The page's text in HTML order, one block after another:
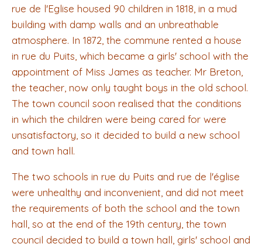
rue de l'Eglise housed 90 children in 1818, in a mud
building with damp walls and an unbreathable
atmosphere. In 1872, the commune rented a house
in rue du Puits, which became a girls' school with the
appointment of Miss James as teacher. Mr Breton,
the teacher, now only taught boys in the old school.
The town council soon realised that the conditions
in which the children were being cared for were
unsatisfactory, so it decided to build a new school
and town hall.
The two schools in rue du Puits and rue de l'église
were unhealthy and inconvenient, and did not meet
the requirements of both the school and the town
hall, so at the end of the 19th century, the town
council decided to build a town hall, girls' school and